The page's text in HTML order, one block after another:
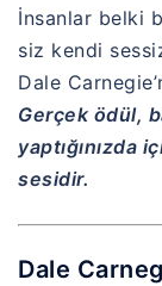
İnsanlar belki
siz kendi
Dale
Gerçek ödül,
yaptığınızda
sesidir.
Dale